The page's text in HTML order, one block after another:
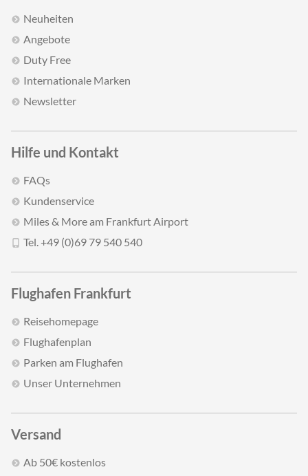
Neuheiten
Angebote
Duty Free
Internationale Marken
Newsletter
Hilfe und Kontakt
FAQs
Kundenservice
Miles & More am Frankfurt Airport
Tel. +49 (0)69 79 540 540
Flughafen Frankfurt
Reisehomepage
Flughafenplan
Parken am Flughafen
Unser Unternehmen
Versand
Ab 50€ kostenlos